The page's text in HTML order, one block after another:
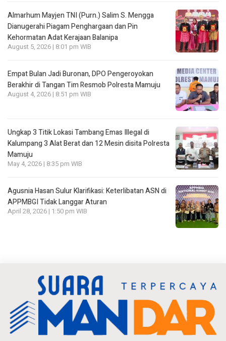
Almarhum Mayjen TNI (Purn.) Salim S. Mengga
Dianugerahi Piagam Penghargaan dan Pin
Kehormatan Adat Kerajaan Balanipa
August 5, 2026 | 8:01 pm WIB
Empat Bulan Jadi Buronan, DPO Pengeroyokan
Berakhir di Tangan Tim Resmob Polresta Mamuju
August 4, 2026 | 8:51 pm WIB
Ungkap 3 Titik Lokasi Tambang Emas Illegal di
Kalumpang 3 Alat Berat dan 12 Mesin disita Polresta
Mamuju
May 4, 2026 | 8:35 pm WIB
Agusnia Hasan Sulur Klarifikasi: Keterlibatan ASN di
APPMBGI Tidak Langgar Aturan
April 28, 2026 | 1:50 pm WIB